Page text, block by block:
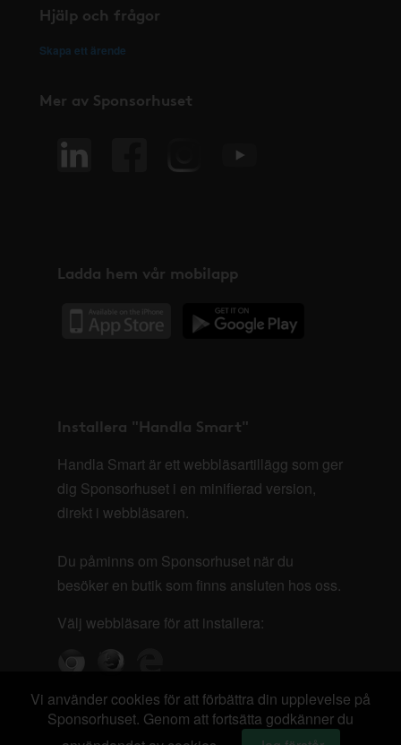
Hjälp och frågor
Skapa ett ärende
Mer av Sponsorhuset
Ladda hem vår mobilapp
Installera "Handla Smart"
Handla Smart är ett webbläsartillägg som ger
dig Sponsorhuset i en minifierad version,
direkt i webbläsaren.
Du påminns om Sponsorhuset när du
besöker en butik som finns ansluten hos oss.
Välj webbläsare för att installera:
Vi använder cookies för att förbättra din upplevelse på
Sponsorhuset. Genom att fortsätta godkänner du